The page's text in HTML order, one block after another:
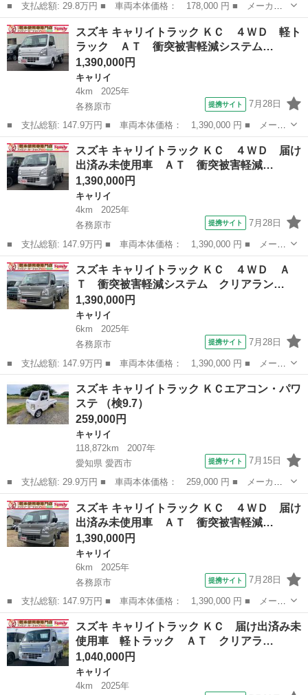
■ 支払総額: 29.8万円 ■ 車両本体価格： 178,000 円 ■ メーカー
名： スズキ ■ 車種名： キャリイトラック ■ グレード名： Ｋ
Ｕエアコン・パワステ（地区限定車） ＫＵエアコン・パワステ（地
区限定車）Ｅ...
愛知 半田市 キャリイ
スズキ キャリイトラック ＫＣ ４ＷＤ 軽ト
ラック ＡＴ 衝突被害軽減システム…
1,390,000円
キャリイ
4km
2025年
各務原市
提携サイト 7月28日
■ 支払総額: 147.9万円 ■ 車両本体価格： 1,390,000 円 ■ メーカ
ー名： スズキ ■ 車種名： キャリイトラック ■ グレード名：
ＫＣ ４ＷＤ 軽トラック ＡＴ 衝突被害軽減システム クリアラ
ンスソナ...
岐阜 各務原市 キャリイ
スズキ キャリイトラック ＫＣ ４ＷＤ 届け
出済み未使用車 ＡＴ 衝突被害軽減…
1,390,000円
キャリイ
4km
2025年
各務原市
提携サイト 7月28日
■ 支払総額: 147.9万円 ■ 車両本体価格： 1,390,000 円 ■ メーカ
ー名： スズキ ■ 車種名： キャリイトラック ■ グレード名：
ＫＣ ４ＷＤ 届け出済み未使用車 ＡＴ 衝突被害軽減システム
クリアラ...
岐阜 各務原市 キャリイ
スズキ キャリイトラック ＫＣ ４ＷＤ Ａ
Ｔ 衝突被害軽減システム クリアラン…
1,390,000円
キャリイ
6km
2025年
各務原市
提携サイト 7月28日
■ 支払総額: 147.9万円 ■ 車両本体価格： 1,390,000 円 ■ メーカ
ー名： スズキ ■ 車種名： キャリイトラック ■ グレード名：
ＫＣ ４ＷＤ ＡＴ 衝突被害軽減システム クリアランスソナー
レーンア...
キャリイ
スズキ キャリイトラック ＫＣエアコン・パワ
ステ （検9.7）
259,000円
キャリイ
118,872km
2007年
愛知県 愛西市
提携サイト 7月15日
■ 支払総額: 29.9万円 ■ 車両本体価格： 259,000 円 ■ メーカー
名： スズキ ■ 車種名： キャリイトラック ■ グレード名： Ｋ
Ｃエアコン・パワステ ■ 排気量： 660cc ■ ドア枚数： 2D ■ ...
愛知 愛西市 キャリイ
スズキ キャリイトラック ＫＣ ４ＷＤ 届け
出済み未使用車 ＡＴ 衝突被害軽減…
1,390,000円
キャリイ
6km
2025年
各務原市
提携サイト 7月28日
■ 支払総額: 147.9万円 ■ 車両本体価格： 1,390,000 円 ■ メーカ
ー名： スズキ ■ 車種名： キャリイトラック ■ グレード名：
ＫＣ ４ＷＤ 届け出済み未使用車 ＡＴ 衝突被害軽減システム
クリアラ...
岐阜 各務原市 キャリイ
スズキ キャリイトラック ＫＣ 届け出済み未
使用車 軽トラック ＡＴ クリアラ…
1,040,000円
キャリイ
4km
2025年